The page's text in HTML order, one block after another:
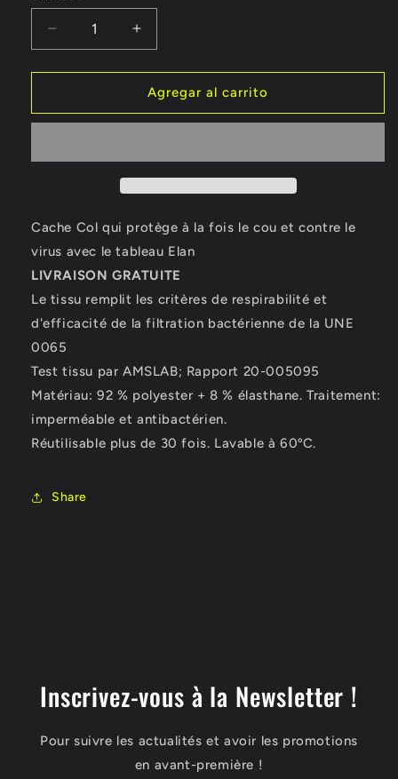
Reducir
cantidad
para
Col
Aumentar
cantidad
para
Cache
Col
Agregar al carrito
Cache Col qui protège à la fois le cou et contre le
virus avec le tableau Elan
LIVRAISON GRATUITE
Le tissu remplit les critères de respirabilité et
d'efficacité de la filtration bactérienne de la UNE
0065
Test tissu par AMSLAB; Rapport 20-005095
Matériau: 92 % polyester + 8 % élasthane. Traitement:
imperméable et antibactérien.
Réutilisable plus de 30 fois. Lavable à 60ºC.
Share
Inscrivez-vous à la Newsletter !
Pour suivre les actualités et avoir les promotions
en avant-première !